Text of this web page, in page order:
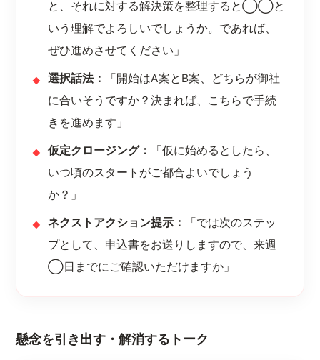
と、それに対する解決策を整理すると◯◯と
いう理解でよろしいでしょうか。であれば、
ぜひ進めさせてください」
選択話法：
「開始はA案とB案、どちらが御社
に合いそうですか？決まれば、こちらで手続
きを進めます」
仮定クロージング：
「仮に始めるとしたら、
いつ頃のスタートがご都合よいでしょう
か？」
ネクストアクション提示：
「では次のステッ
プとして、申込書をお送りしますので、来週
◯日までにご確認いただけますか」
懸念を引き出す・解消するトーク